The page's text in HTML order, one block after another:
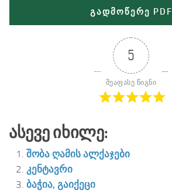
გადმოწერე PDF
5
შეაფასე წიგნი
Ასევე Იხილე:
შობა ღამის ალქაჯები
კენტავრი
ბაჭია, გაიქეცი